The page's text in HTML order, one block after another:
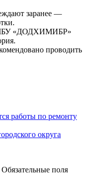
заранее —
МБУ «ДОДХИМИБР»
проводить
работы по ремонту
округа
Обязательные поля